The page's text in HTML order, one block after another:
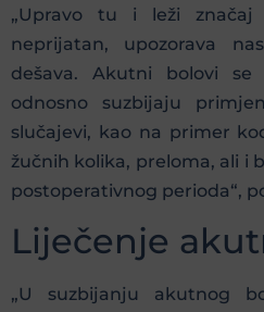
„Upravo tu i leži
neprijatan, upozorava
dešava. Akutni bolovi se
odnosno suzbijaju
slučajevi, kao na primer
žučnih kolika, preloma, ali i
postoperativnog perioda“,
Liječenje
„U suzbijanju akutnog